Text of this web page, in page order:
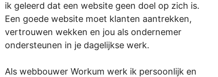
ik geleerd dat een website geen doel op zich is.
Een goede website moet klanten aantrekken,
vertrouwen wekken en jou als ondernemer
ondersteunen in je dagelijkse werk.
Als webbouwer Workum werk ik persoonlijk en